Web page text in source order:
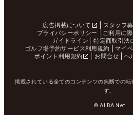
広告掲載について スタッフ
プライバシーポリシー
ご利用に
ガイドライン
特定商取引法
ゴルフ場予約サービス利用規約
マイ
ポイント利用規約
お問合せ ヘ
掲載されている全てのコンテンツの無断での
す。
© ALBA Net